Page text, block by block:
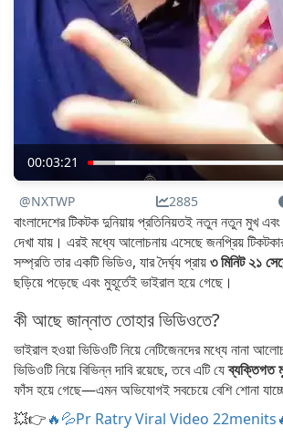
00:03:21
@NXTWP 2885
বাংলাদেশের টিকটক দুনিয়ায় প্রতিনিয়তই নতুন নতুন মুখ
দেখা যায়। এরই মধ্যে আলোচনায় এসেছে জনপ্রিয়
সম্প্রতি তার একটি ভিডিও, যার দৈর্ঘ্য প্রায়৩ মিনিট ২১
ছড়িয়ে পড়েছে এবং মুহূর্তেই ভাইরাল হয়ে গেছে।
কী আছে জান্নাত তোহার ভিডিওতে?
ভাইরাল হওয়া ভিডিওটি নিয়ে নেটিজেনদের মধ্যে নানা
ভিডিওটি নিয়ে বিভিন্ন দাবি রয়েছে, তবে এটি যেব্যক্তিগত
ফাঁস হয়ে গেছে—এমন অভিযোগই সবচেয়ে বেশি শোনা
💥👉🔥💦Pr Ratry Viral Video